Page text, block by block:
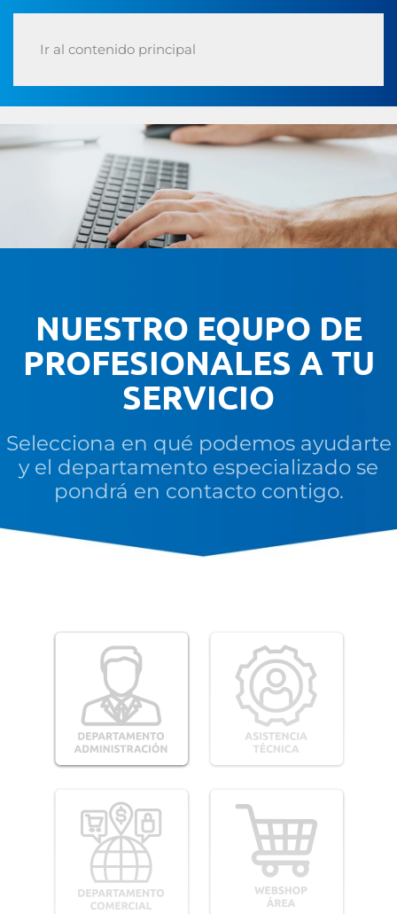
Ir al contenido principal
NUESTRO EQUPO DE
PROFESIONALES A TU
SERVICIO
Selecciona en qué podemos ayudarte
y el departamento especializado se
pondrá en contacto contigo.